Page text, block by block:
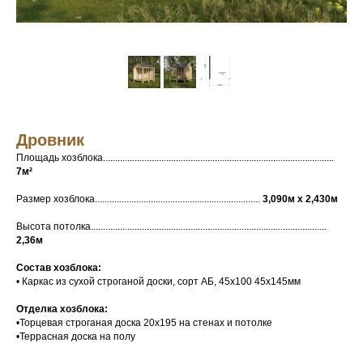
Дровник
Площадь хозблока...............................................................................................
7м²
Размер хозблока.................................................................... 3,090м х 2,430м
Высота потолка.................................................................................................
2,36м
Состав хозблока:
• Каркас из сухой строганой доски, сорт АБ, 45х100 45х145мм
Отделка хозблока:
•Торцевая строганая доска 20x195 на стенах и потолке
•Террасная доска на полу